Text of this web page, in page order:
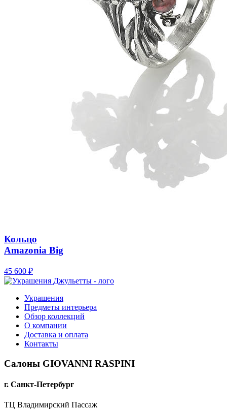
Кольцо
Amazonia Big
45 600 ₽
Украшения
Предметы интерьера
Обзор коллекций
О компании
Доставка и оплата
Контакты
Салоны GIOVANNI RASPINI
г. Санкт-Петербург
ТЦ Владимирский Пассаж